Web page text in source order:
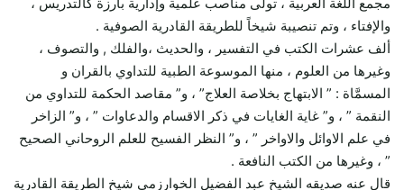
مجمع اللغة العربية ، تولى مناصب علمية وإدارية بارزة كالتدريس ،
والإفتاء ، وتم تنصيبة شيخاً للطريقة القادرية الصوفية .
ألف عشرات الكتب في التفسير ، والحديث ،والفلك , والتصوف ،
وغيرها من العلوم ، منها الموسوعة الطبية للتداوي بالقران و
المسمَّاة : ” الابتهاج بخلاصة العلاج” ، و” مقاصد الحكمة للتداوي من
النقمة ” ، و” غاية الغايات في ذكر الاقسام والدعاوات ” ، و” الزاخر
في علم الاوائل والاواخر ” ، و” النظر الفسيح للعلم الروحاني الصحيح
” ، وغيرها من الكتب النافعة .
قال عنه صديقه الشيخ عبد الفضيل الخوارزمي شيخ الطريقة القادرية